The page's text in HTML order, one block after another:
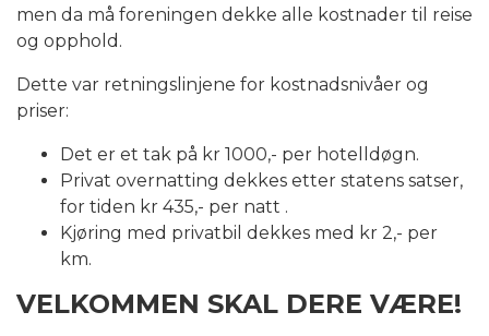
men da må foreningen dekke alle kostnader til reise
og opphold.
Dette var retningslinjene for kostnadsnivåer og
priser:
Det er et tak på kr 1000,- per hotelldøgn.
Privat overnatting dekkes etter statens satser,
for tiden kr 435,- per natt .
Kjøring med privatbil dekkes med kr 2,- per
km.
VELKOMMEN SKAL DERE VÆRE!